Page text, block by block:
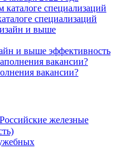
специализаций
и выше эффективность
вакансии?
Российские железные